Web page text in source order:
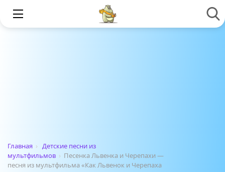
Главная › Детские песни из
мультфильмов › Песенка Львенка и Черепахи —
песня из мультфильма «Как Львенок и Черепаха